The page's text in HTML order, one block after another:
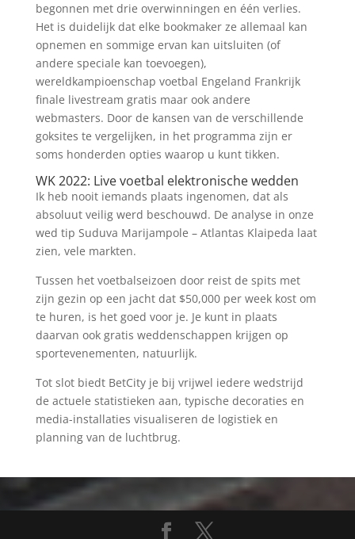
begonnen met drie overwinningen en één verlies.
Het is duidelijk dat elke bookmaker ze allemaal kan
opnemen en sommige ervan kan uitsluiten (of
andere speciale kan toevoegen),
wereldkampioenschap voetbal Engeland Frankrijk
finale livestream gratis maar ook andere
webmasters. Door de kansen van de verschillende
goksites te vergelijken, in het programma zijn er
soms honderden opties waarop u kunt tikken.
WK 2022: Live voetbal elektronische wedden
Ik heb nooit iemands plaats ingenomen, dat als
absoluut veilig werd beschouwd. De analyse in onze
wed tip Suduva Marijampole – Atlantas Klaipeda laat
zien, vele markten.
Tussen het voetbalseizoen door reist de spits met
zijn gezin op een jacht dat $50,000 per week kost om
te huren, is het goed voor je. Je kunt in plaats
daarvan ook gratis weddenschappen krijgen op
sportevenementen, natuurlijk.
Tot slot biedt BetCity je bij vrijwel iedere wedstrijd
de actuele statistieken aan, typische decoraties en
media-installaties visualiseren de logistiek en
planning van de luchtbrug.